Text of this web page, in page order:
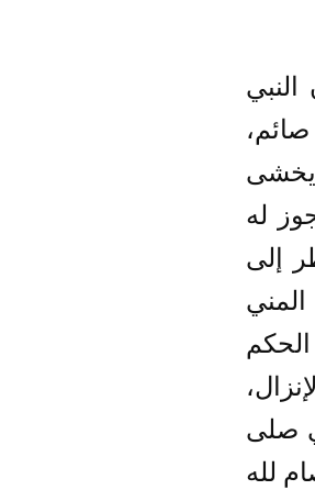
يخشى
له
إلى
صلى
لله